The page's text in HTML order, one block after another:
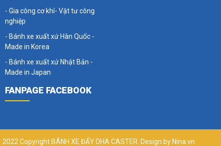
- Gia công cơ khí- Vật tư công
nghiệp
- Bánh xe xuất xứ Hàn Quốc -
Made in Korea
- Bánh xe xuất xứ Nhật Bản -
Made in Japan
FANPAGE FACEBOOK
2022 Copyright BÁNH XE ĐẨY DHA CASTER. Design by Nina.vn